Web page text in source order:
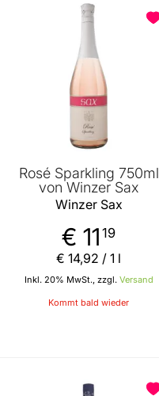
Rosé Sparkling 750ml
von Winzer Sax
Winzer Sax
€ 11 19
Inkl. 20% MwSt., zzgl. Versand
€ 14,92 / 1 l
Kommt bald wieder